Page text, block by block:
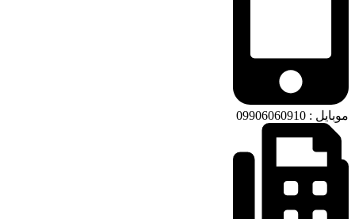
موبایل : 09906060910